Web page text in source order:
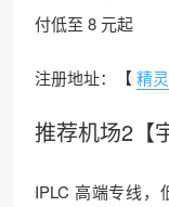
付低至 8 元起
注册地址：【精
推荐机场2【
IPLC 高端专线